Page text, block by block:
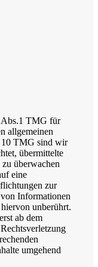
Abs.1 TMG für
allgemeinen
10 TMG sind wir
übermittelte
überwachen
eine
zur
Informationen
unberührt.
ab dem
umgehend